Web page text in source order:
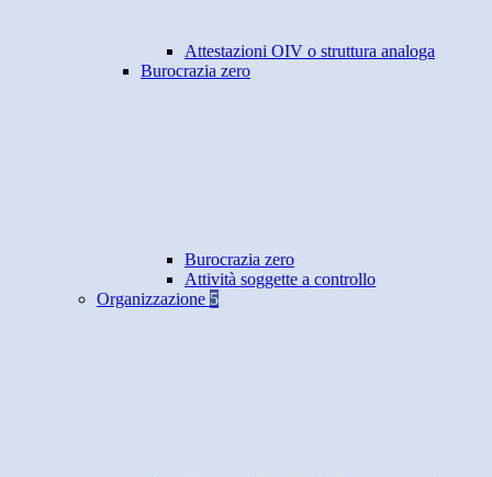
Attestazioni OIV o struttura analoga
Burocrazia zero
Burocrazia zero
Attività soggette a controllo
Organizzazione 5